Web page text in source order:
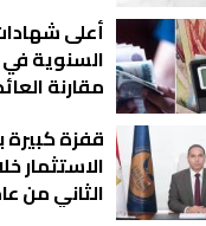
المناصب؟
أعلى
السنوية في
مقارنة
قفزة كبيرة
الاستثمار
الثاني من عام